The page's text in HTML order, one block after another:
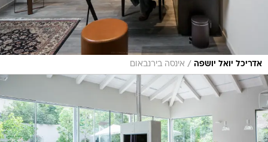
אדריכל יואל יושפה / אינסה בירנבאום